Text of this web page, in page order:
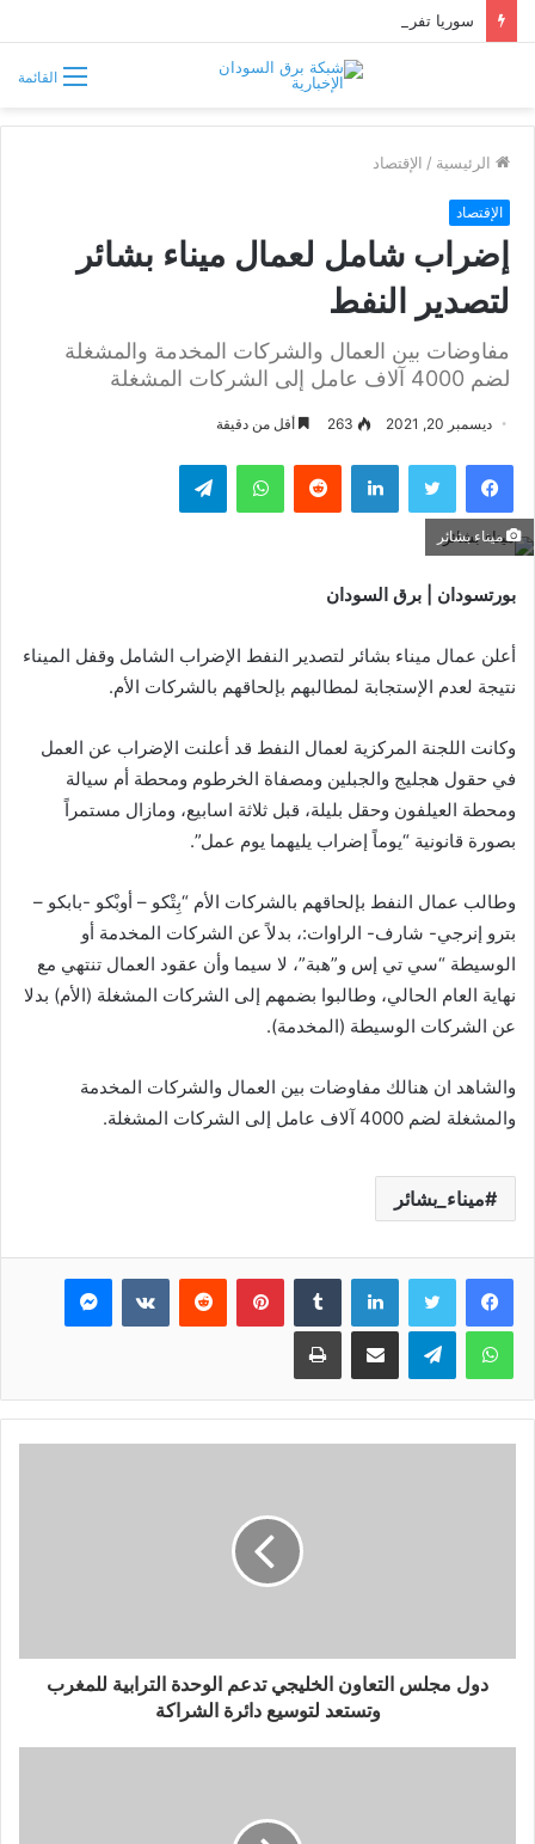
القائمة
الرئيسية / الإقتصاد
الإقتصاد
إضراب شامل لعمال ميناء بشائر
لتصدير النفط
مفاوضات بين العمال والشركات المخدمة والمشغلة
لضم 4000 آلاف عامل إلى الشركات المشغلة
ديسمبر 20, 2021 263 أقل من دقيقة
فيسبوك تويتر لينكدإن واتساب تيلقرام
ميناء بشائر
بورتسودان | برق السودان
أعلن عمال ميناء بشائر لتصدير النفط الإضراب الشامل وقفل الميناء
نتيجة لعدم الإستجابة لمطالبهم بإلحاقهم بالشركات الأم.
وكانت اللجنة المركزية لعمال النفط قد أعلنت الإضراب عن العمل
في حقول هجليج والجبلين ومصفاة الخرطوم ومحطة أم سيالة
ومحطة العيلفون وحقل بليلة، قبل ثلاثة اسابيع، ومازال مستمراً
بصورة قانونية “يوماً إضراب يليهما يوم عمل”.
وطالب عمال النفط بإلحاقهم بالشركات الأم “بِتْكو – أوبْكو -بابكو –
بترو إنرجي- شارف- الراوات:، بدلاً عن الشركات المخدمة أو
الوسيطة “سي تي إس و”هبة”، لا سيما وأن عقود العمال تنتهي مع
نهاية العام الحالي، وطالبوا بضمهم إلى الشركات المشغلة (الأم) بدلا
عن الشركات الوسيطة (المخدمة).
والشاهد ان هنالك مفاوضات بين العمال والشركات المخدمة
والمشغلة لضم 4000 آلاف عامل إلى الشركات المشغلة.
ميناء_بشائر
فيسبوك تويتر لينكدإن بينتيريست ماسنجر
واتساب تيلقرام مشاركة عبر البريد طباعة
دول مجلس التعاون الخليجي تدعم الوحدة الترابية للمغرب
وتستعد لتوسيع دائرة الشراكة